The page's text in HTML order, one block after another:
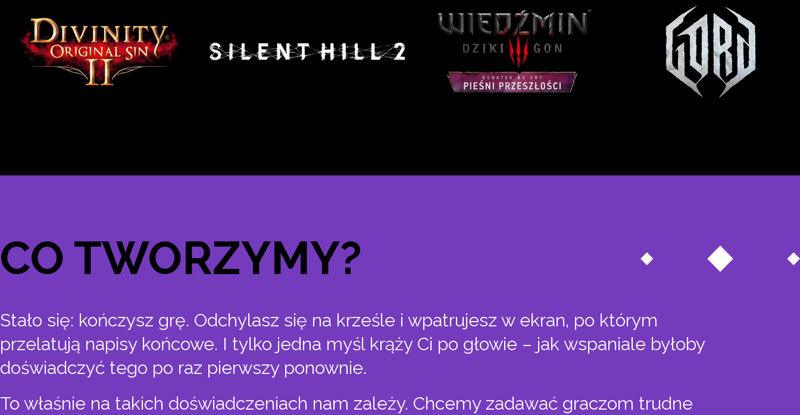
CO TWORZYMY?
Stało się: kończysz grę. Odchylasz się na krześle i wpatrujesz w ekran, po którym
przelatują napisy końcowe. I tylko jedna myśl krąży Ci po głowie – jak wspaniale byłoby
doświadczyć tego po raz pierwszy ponownie.
To właśnie na takich doświadczeniach nam zależy. Chcemy zadawać graczom trudne